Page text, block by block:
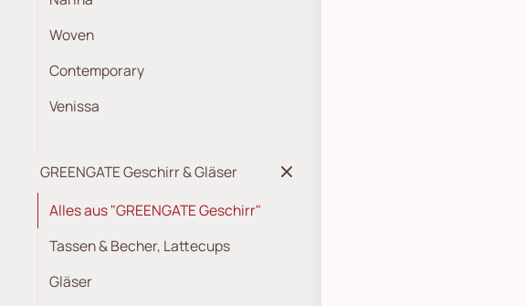
Woven
Contemporary
Venissa
GREENGATE Geschirr & Gläser
Alles aus "GREENGATE Geschirr"
Tassen & Becher, Lattecups
Gläser